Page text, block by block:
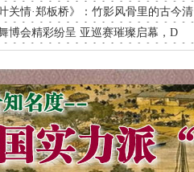
叶关情·郑板桥》：竹影风骨里的古今清
博会精彩纷呈 亚巡赛璀璨启幕，D